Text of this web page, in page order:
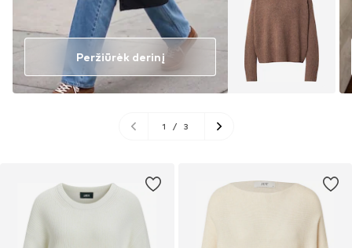
Peržiūrėk derinį
1 / 3